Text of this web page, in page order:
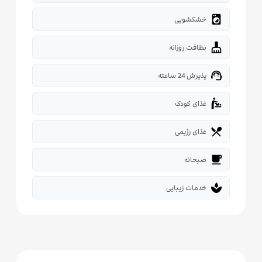
local_laundry_service خشکشویی
cleaning_services نظافت روزانه
support_agent پذیرش 24 ساعته
baby_changing_station غذای کودک
restaurant_menu غذای رژیمی
free_breakfast صبحانه
spa خدمات زیبایی